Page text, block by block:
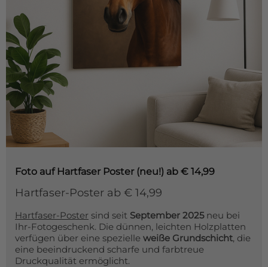
Foto auf Hartfaser Poster (neu!) ab € 14,99
Hartfaser-Poster ab € 14,99
Hartfaser-Poster sind seit September 2025neu bei
Ihr-Fotogeschenk. Die dünnen, leichten Holzplatten
verfügen über eine spezielle weiße Grundschicht, die
eine beeindruckend scharfe und farbtreue
Druckqualität ermöglicht.